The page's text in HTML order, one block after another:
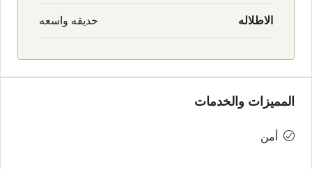
الاطلاله حديقه واسعه
المميزات والخدمات
أمن